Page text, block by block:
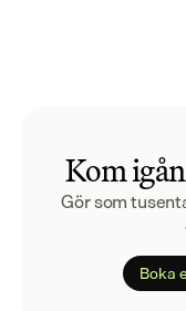
Kom
Gör som
Boka